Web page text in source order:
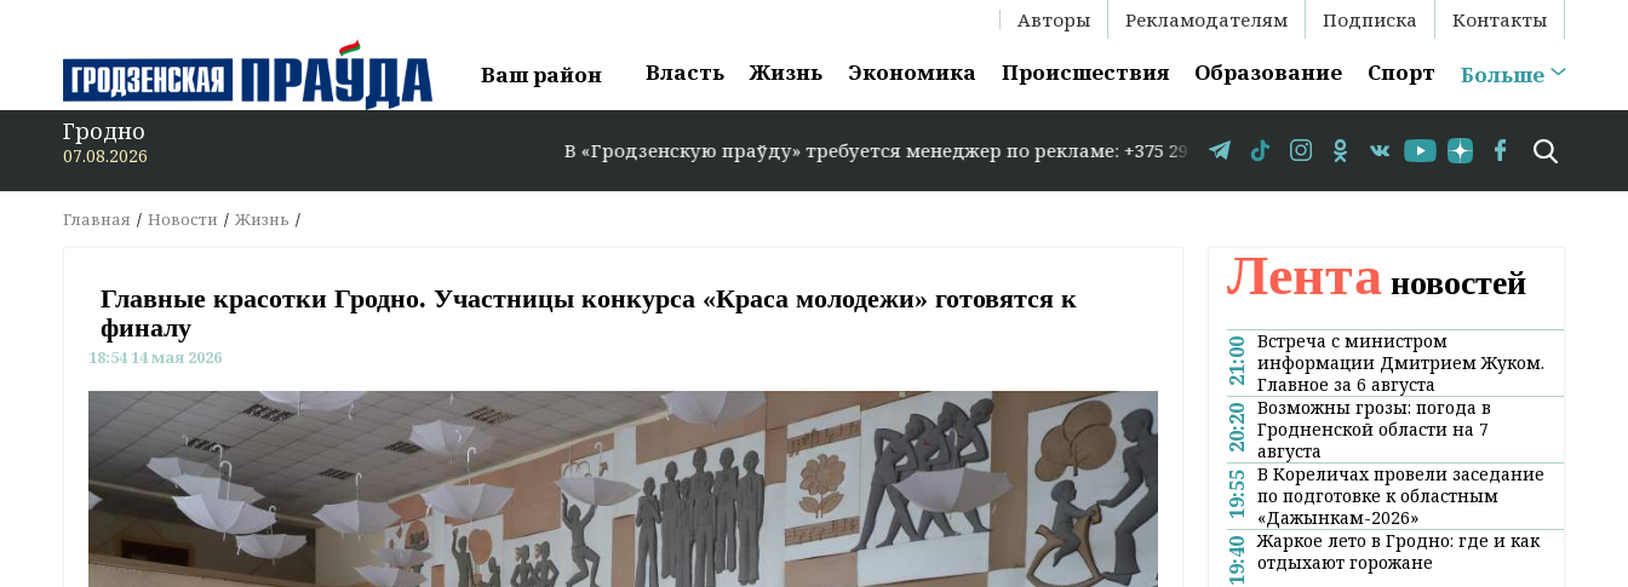
Авторы Рекламодателям Подписка Контакты
Ваш район Власть Жизнь Экономика Происшествия Образование Спорт Больше
Гродно
07.08.2026 В «Гродзенскую праўду» требуется менеджер по рекламе: +375 29 583-35-86 // В Гродно временно закрывается движение
Главная Новости Жизнь
Главные красотки Гродно. Участницы конкурса «Краса молодежи» готовятся к
финалу
18:54 14 мая 2026
Лента новостей
21:00 Встреча с министром
информации Дмитрием Жуком.
Главное за 6 августа
20:20 Возможны грозы: погода в
Гродненской области на 7
августа
19:55 В Кореличах провели заседание
по подготовке к областным
«Дажынкам-2026»
19:40 Жаркое лето в Гродно: где и как
отдыхают горожане